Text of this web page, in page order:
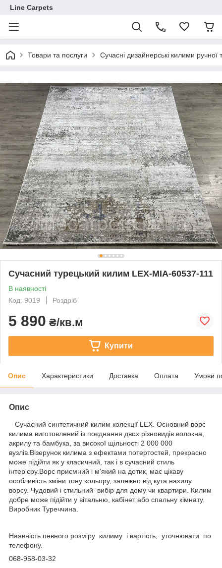
Line Carpets
Товари та послуги Сучасні дизайнерські килими
Сучасний турецький килим LEX-MIA-60537-111
В наявності
Код: 9019
Роздріб
5 890 ₴/кв.м
Купити
Опис Характеристики Доставка Оплата Умови
Опис
Сучасний синтетичний килим колекції LEX. Основний ворс
килима виготовлений із поєднання двох різновидів волокна,
акрилу та бамбука, за високої щільності 2 000 000
вузлів.Візерунок килима з ефектами потертостей, прекрасно
може підійти як у класичний, так і в сучасний стиль
інтер'єру.Ворс приємний і м'який на дотик, має цікаву
особливість зміни тону кольору, залежно від кута нахилу
ворсу. Чудовий і стильний вибір для дому чи квартири. Килим
добре може підійти у вітальню, кабінет або спальну кімнату.
Виробник Туреччина.
Наявність певного розміру килиму і вартість, уточнювати по
телефону.
068-958-03-32